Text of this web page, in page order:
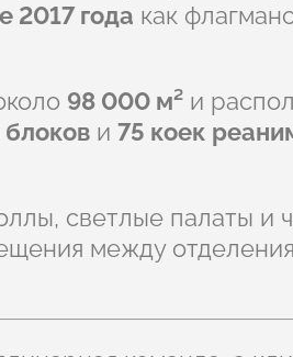
2017 года как
98 000 м² и
и 75 коек
светлые палаты и
между